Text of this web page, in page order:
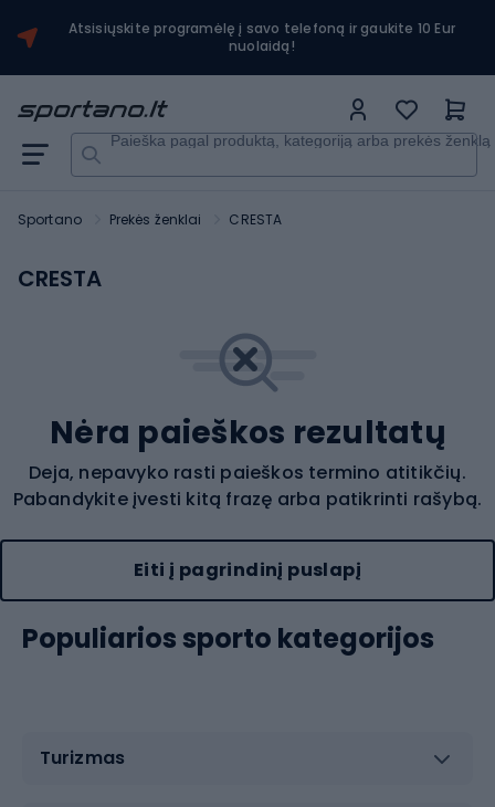
Atsisiųskite programėlę į savo telefoną ir gaukite 10 Eur
nuolaidą!
Paieška pagal produktą, kategoriją arba prekės ženklą
Sportano Prekės ženklai CRESTA
CRESTA
Nėra paieškos rezultatų
Deja, nepavyko rasti paieškos termino atitikčių.
Pabandykite įvesti kitą frazę arba patikrinti rašybą.
Eiti į pagrindinį puslapį
Populiarios sporto kategorijos
Turizmas